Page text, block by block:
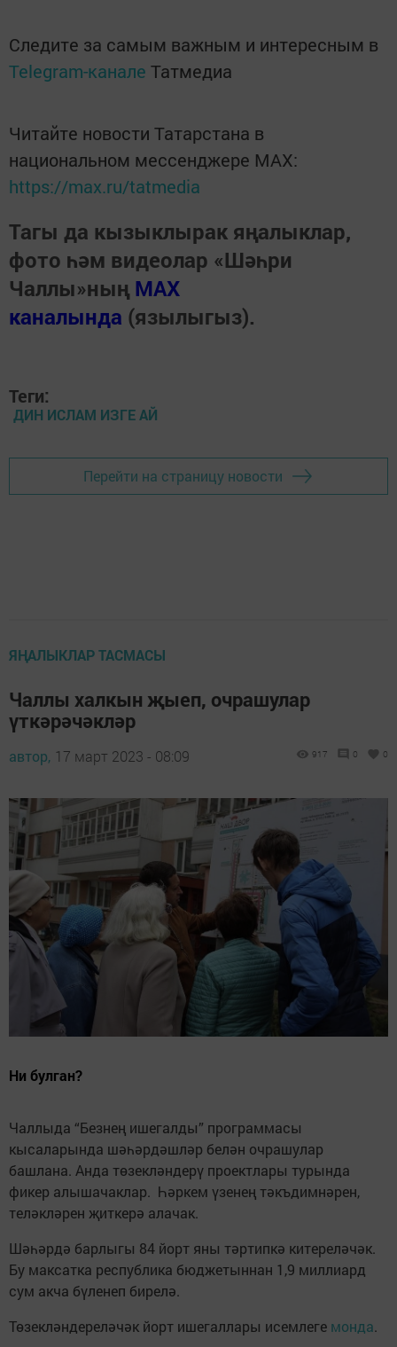
Следите за самым важным и интересным в
Telegram-канале Татмедиа
Читайте новости Татарстана в
национальном мессенджере MАХ:
https://max.ru/tatmedia
Тагы да кызыклырак яңалыклар,
фото һәм видеолар «Шәһри
Чаллы»ның MAX
каналында (язылыгыз).
Теги:
ДИН ИСЛАМ ИЗГЕ АЙ
Перейти на страницу новости
ЯҢАЛЫКЛАР ТАСМАСЫ
Чаллы халкын җыеп, очрашулар
үткәрәчәкләр
автор, 17 март 2023 - 08:09 917 0 0
Ни булган?
Чаллыда “Безнең ишегалды” программасы
кысаларында шәһәрдәшләр белән очрашулар
башлана. Анда төзекләндерү проектлары турында
фикер алышачаклар. Һәркем үзенең тәкъдимнәрен,
теләкләрен җиткерә алачак.
Шәһәрдә барлыгы 84 йорт яны тәртипкә китереләчәк.
Бу максатка республика бюджетыннан 1,9 миллиард
сум акча бүленеп бирелә.
Төзекләндереләчәк йорт ишегаллары исемлеге монда.